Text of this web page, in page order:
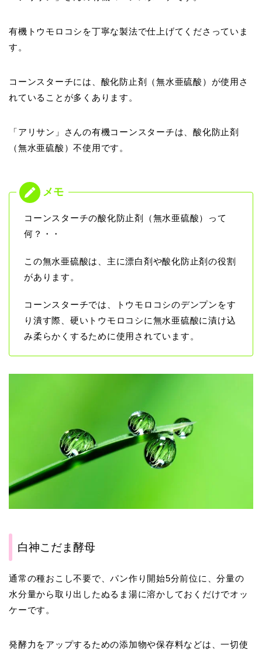
有機トウモロコシを丁寧な製法で仕上げてくださっていま
す。
コーンスターチには、酸化防止剤（無水亜硫酸）が使用さ
れていることが多くあります。
「アリサン」さんの有機コーンスターチは、酸化防止剤
（無水亜硫酸）不使用です。
コーンスターチの酸化防止剤（無水亜硫酸）って
何？・・
この無水亜硫酸は、主に漂白剤や酸化防止剤の役割
があります。
コーンスターチでは、トウモロコシのデンプンをす
り潰す際、硬いトウモロコシに無水亜硫酸に漬け込
み柔らかくするために使用されています。
白神こだま酵母
通常の種おこし不要で、パン作り開始5分前位に、分量の
水分量から取り出したぬるま湯に溶かしておくだけでオッ
ケーです。
発酵力をアップするための添加物や保存料などは、一切使